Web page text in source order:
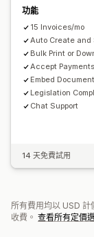
報告和申報
匯出報告
功能
15 Invoices/mo
Auto Create and
Bulk Print or
Accept Payments
Embed
Legislation
Chat Support
14 天免費試用
所有費用均以 USD
收費。 查看所有定價